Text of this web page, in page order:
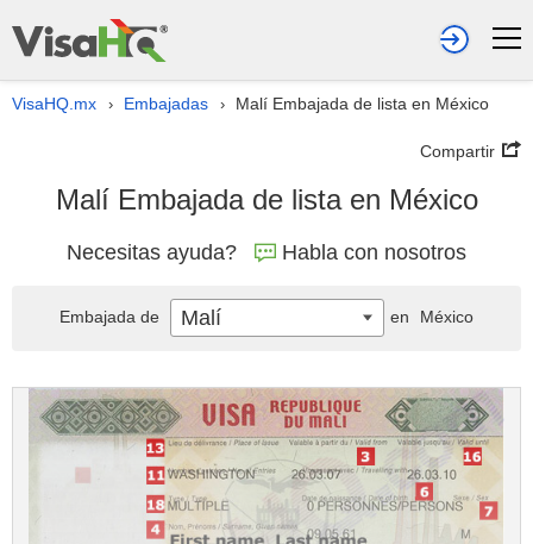
VisaHQ.mx › Embajadas › Malí Embajada de lista en México
Compartir
Malí Embajada de lista en México
Necesitas ayuda? Habla con nosotros
Embajada de Malí en México